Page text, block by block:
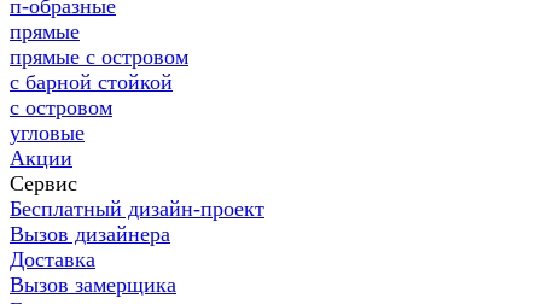
п-образные
прямые
прямые с островом
с барной стойкой
с островом
угловые
Акции
Сервис
Бесплатный дизайн-проект
Вызов дизайнера
Доставка
Вызов замерщика